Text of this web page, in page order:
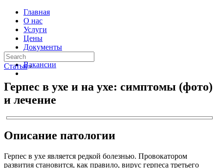
Главная
О нас
Услуги
Цены
Документы
Контакты
Вакансии
Статьи ›
Герпес в ухе и на ухе: симптомы (фото)
и лечение
Описание патологии
Герпес в ухе является редкой болезнью. Провокатором
развития становится, как правило, вирус герпеса третьего